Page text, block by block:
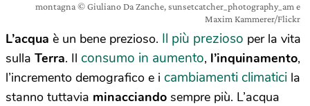
montagna © Giuliano Da Zanche, sunsetcatcher_photography_am e
Maxim Kammerer/Flickr
L’acqua è un bene prezioso. Il più prezioso per la vita
sulla Terra. Il consumo in aumento, l’inquinamento,
l’incremento demografico e i cambiamenti climatici la
stanno tuttavia minacciando sempre più. L’acqua